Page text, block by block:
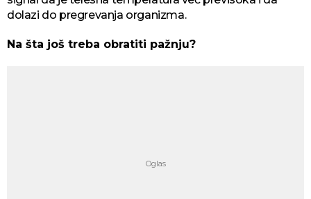
dolazi do pregrevanja organizma.
Na šta još treba obratiti pažnju?